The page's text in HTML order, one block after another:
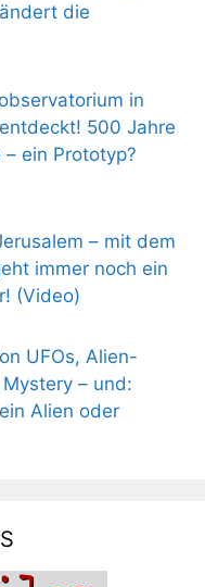
die
in
500 Jahre
ein Prototyp?
– mit dem
immer noch ein
(Video)
UFOs, Alien-
– und:
Alien oder